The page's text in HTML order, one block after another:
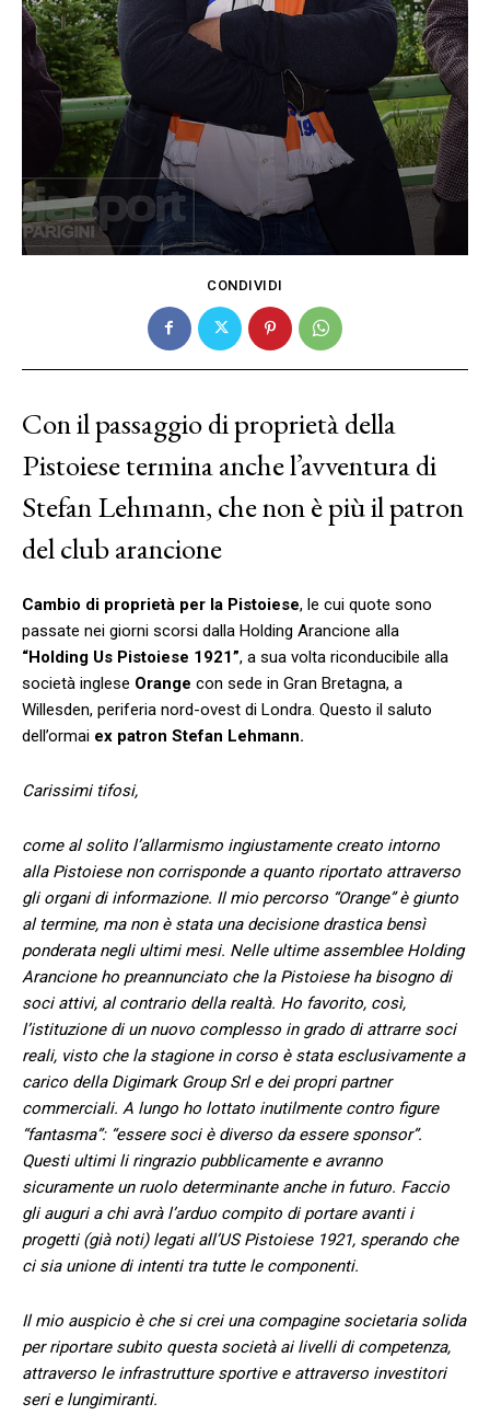
CONDIVIDI
Con il passaggio di proprietà della
Pistoiese termina anche l’avventura di
Stefan Lehmann, che non è più il patron
del club arancione
Cambio di proprietà per la Pistoiese, le cui quote sono
passate nei giorni scorsi dalla Holding Arancione alla
“Holding Us Pistoiese 1921”, a sua volta riconducibile alla
società inglese Orange con sede in Gran Bretagna, a
Willesden, periferia nord-ovest di Londra. Questo il saluto
dell’ormai ex patron Stefan Lehmann.
Carissimi tifosi,
come al solito l’allarmismo ingiustamente creato intorno
alla Pistoiese non corrisponde a quanto riportato attraverso
gli organi di informazione. Il mio percorso “Orange” è giunto
al termine, ma non è stata una decisione drastica bensì
ponderata negli ultimi mesi. Nelle ultime assemblee Holding
Arancione ho preannunciato che la Pistoiese ha bisogno di
soci attivi, al contrario della realtà. Ho favorito, così,
l’istituzione di un nuovo complesso in grado di attrarre soci
reali, visto che la stagione in corso è stata esclusivamente a
carico della Digimark Group Srl e dei propri partner
commerciali. A lungo ho lottato inutilmente contro figure
“fantasma”: “essere soci è diverso da essere sponsor”.
Questi ultimi li ringrazio pubblicamente e avranno
sicuramente un ruolo determinante anche in futuro. Faccio
gli auguri a chi avrà l’arduo compito di portare avanti i
progetti (già noti) legati all’US Pistoiese 1921, sperando che
ci sia unione di intenti tra tutte le componenti.
Il mio auspicio è che si crei una compagine societaria solida
per riportare subito questa società ai livelli di competenza,
attraverso le infrastrutture sportive e attraverso investitori
seri e lungimiranti.